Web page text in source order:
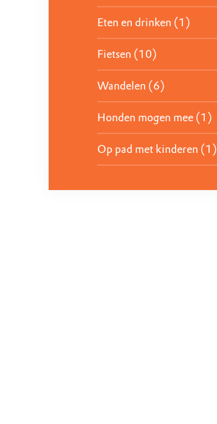
Eten en drinken (1)
Fietsen (10)
Wandelen (6)
Honden mogen mee (1)
Op pad met kinderen (1)